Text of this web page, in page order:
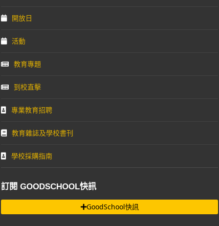
開放日
活動
教育專題
到校直擊
專業教育招聘
教育雜誌及學校書刊
學校採購指南
訂閱 GOODSCHOOL快訊
GoodSchool快訊